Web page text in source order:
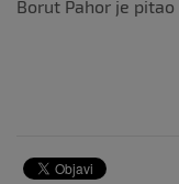
Borut Pahor je